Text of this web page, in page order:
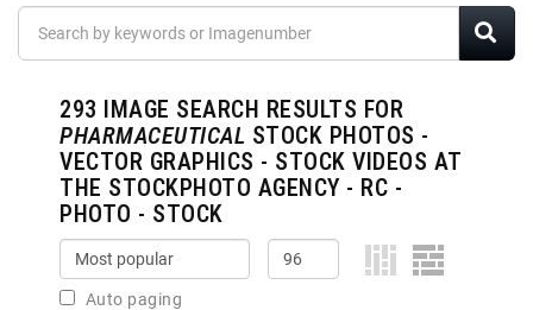
293 IMAGE SEARCH RESULTS FOR
PHARMACEUTICAL STOCK PHOTOS -
VECTOR GRAPHICS - STOCK VIDEOS AT
THE STOCKPHOTO AGENCY - RC -
PHOTO - STOCK
Auto paging